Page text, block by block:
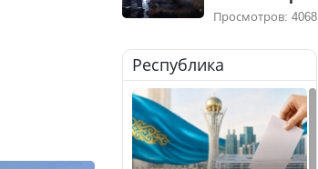
Просмотров: 4068
Республика